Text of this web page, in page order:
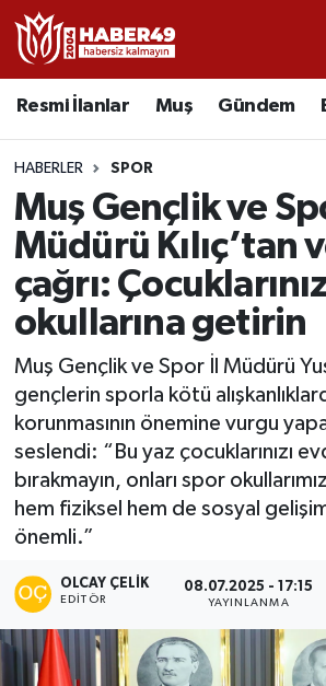
Resmi İlanlar Muş Gündem
HABERLER SPOR
Muş Gençlik ve
Müdürü Kılıç’tan
çağrı:
okullarına getirin
Muş Gençlik ve Spor İl Müdürü
gençlerin sporla kötü
korunmasının önemine vurgu
seslendi: “Bu yaz çocuklarınızı
bırakmayın, onları spor
hem fiziksel hem de sosyal
önemli.”
OLCAY ÇELIK
EDITÖR
08.07.2025 - 17:15
YAYINLANMA
Resmi İlanlar
Asayiş
Bölge
Eğitim
Ekonomi
Sağlık
Gündem
Spor
Siyaset
Teknoloji
Kültür Sanat
Uşak Nöbetçi Eczaneler
Uşak Hava Durumu
Uşak Namaz Vakitleri
Uşak Trafik Yoğunluk Haritası
TFF 2.Lig Kırmızı Grup Puan
Tüm Manşetler
Son Dakika Haberleri
Haber Arşivi